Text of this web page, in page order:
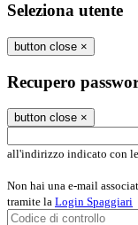
Seleziona utente
button close ×
Recupero
button close ×
all'indirizzo indicato con
Non hai una e-mail
tramite la Login Spaggiari